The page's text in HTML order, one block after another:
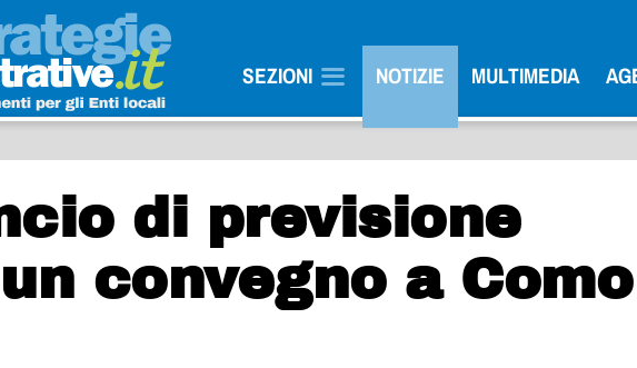
SEZIONI NOTIZIE MULTIMEDIA
di previsione
convegno a Como